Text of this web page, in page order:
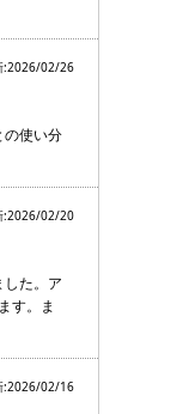
:2026/02/26
使い分
:2026/02/20
た。ア
す。ま
:2026/02/16